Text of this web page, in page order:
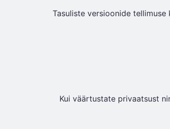
Tasuliste versioonide
Kui väärtustate privaatsust